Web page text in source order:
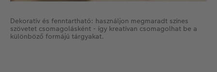
Dekoratív és fenntartható: használjon megmaradt színes
szövetet csomagolásként - így kreatívan csomagolhat be a
különböző formájú tárgyakat.